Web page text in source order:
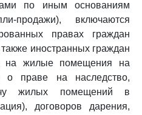
по иным основаниям
продажи), включаются
правах граждан
иностранных граждан
на жилые помещения на
о праве на наследство,
жилых помещений в
договоров дарения,